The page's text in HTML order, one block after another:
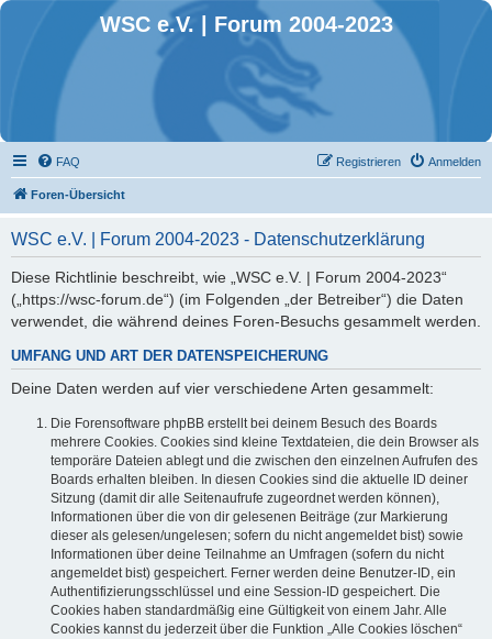
WSC e.V. | Forum 2004-2023
FAQ Anmelden
Registrieren
Foren-Übersicht
WSC e.V. | Forum 2004-2023 - Datenschutzerklärung
Diese Richtlinie beschreibt, wie „WSC e.V. | Forum 2004-2023“
(„https://wsc-forum.de“) (im Folgenden „der Betreiber“) die Daten
verwendet, die während deines Foren-Besuchs gesammelt werden.
UMFANG UND ART DER DATENSPEICHERUNG
Deine Daten werden auf vier verschiedene Arten gesammelt:
Die Forensoftware phpBB erstellt bei deinem Besuch des Boards
mehrere Cookies. Cookies sind kleine Textdateien, die dein Browser als
temporäre Dateien ablegt und die zwischen den einzelnen Aufrufen des
Boards erhalten bleiben. In diesen Cookies sind die aktuelle ID deiner
Sitzung (damit dir alle Seitenaufrufe zugeordnet werden können),
Informationen über die von dir gelesenen Beiträge (zur Markierung
dieser als gelesen/ungelesen; sofern du nicht angemeldet bist) sowie
Informationen über deine Teilnahme an Umfragen (sofern du nicht
angemeldet bist) gespeichert. Ferner werden deine Benutzer-ID, ein
Authentifizierungsschlüssel und eine Session-ID gespeichert. Die
Cookies haben standardmäßig eine Gültigkeit von einem Jahr. Alle
Cookies kannst du jederzeit über die Funktion „Alle Cookies löschen“